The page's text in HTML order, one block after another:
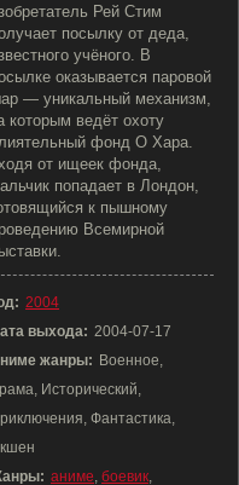
Рей Стим
посылку от деда,
учёного. В
оказывается паровой
— уникальный механизм,
которым ведёт охоту
фонд О Хара.
от ищеек фонда,
попадает в Лондон,
к пышному
Всемирной
2004
выхода: 2004-07-17
жанры: Военное,
Исторический,
Фантастика,
аниме, боевик,